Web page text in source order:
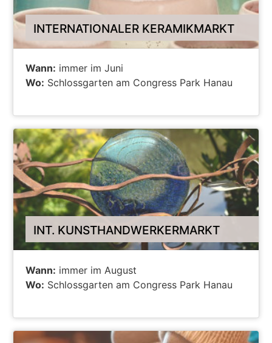
INTERNATIONALER KERAMIKMARKT
Wann: immer im Juni
Wo: Schlossgarten am Congress Park Hanau
INT. KUNSTHANDWERKERMARKT
Wann: immer im August
Wo: Schlossgarten am Congress Park Hanau